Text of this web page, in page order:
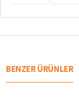
BENZER ÜRÜNLER